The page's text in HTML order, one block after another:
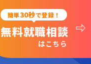
簡単30秒で登録！
無料就職相談
はこちら